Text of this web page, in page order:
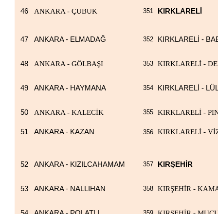
46
ANKARA - ÇUBUK 351 KIRKLARELİ
47 ANKARA - ELMADAĞ 352 KIRKLARELİ -
48 ANKARA - GÖLBAŞI 353 KIRKLARELİ -
49 ANKARA - HAYMANA 354 KIRKLARELİ -
50 ANKARA - KALECİK 355 KIRKLARELİ -
51 ANKARA - KAZAN 356 KIRKLARELİ -
52 ANKARA - KIZILCAHAMAM 357 KIRŞEHİR
53 ANKARA - NALLIHAN 358 KIRŞEHİR -